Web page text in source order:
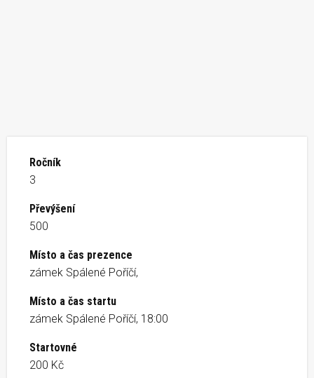
Ročník
3
Převýšení
500
Místo a čas prezence
zámek Spálené Poříčí,
Místo a čas startu
zámek Spálené Poříčí, 18:00
Startovné
200 Kč